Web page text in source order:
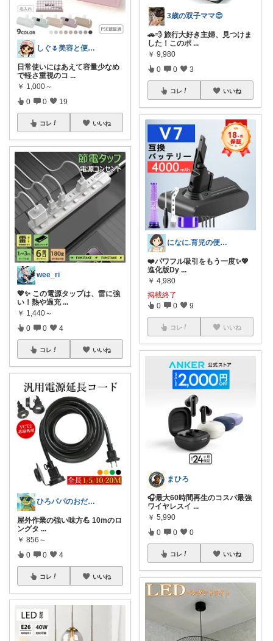
しぐ🌷美容と便利な小物🍀
日常使いにはあえて容量少なめ
で軽さ重視のコ ...
￥ 1,000～
0 0 19
コレ いいね
wee_ri
💖✨ この電源タップは、雷に強
い！熱や過充 ...
￥ 1,440～
0 0 4
コレ いいね
ひろパパのおだやか家モノ
屋外作業の強い味方💪 10mのロ
ングタ ...
￥ 856～
0 0 4
コレ いいね
3歳の双子ママ😍
🚗💨 旅行大好き主婦、見つけま
した！このポ ...
￥ 9,980
0 0 3
コレ いいね
になに.育児の便利アイテム🐈‍⬛💕
❤️パワフル吸引をもう一度✨💖
進化版Dy ...
￥ 4,980
掲載終了
0 0 9
コレ いいね
まひろ
🎧最大60時間再生のコスパ最強
ワイヤレスイ ...
￥ 5,990
0 0 0
コレ いいね